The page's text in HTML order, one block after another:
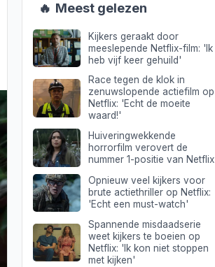
🔥 Meest gelezen
Kijkers geraakt door
meeslepende Netflix-film: 'Ik
heb vijf keer gehuild'
Race tegen de klok in
zenuwslopende actiefilm op
Netflix: 'Echt de moeite
waard!'
Huiveringwekkende
horrorfilm verovert de
nummer 1-positie van Netflix
Opnieuw veel kijkers voor
brute actiethriller op Netflix:
'Echt een must-watch'
Spannende misdaadserie
weet kijkers te boeien op
Netflix: 'Ik kon niet stoppen
met kijken'